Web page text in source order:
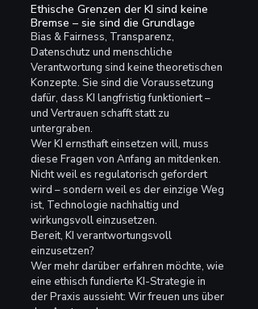
Ethische Grenzen der KI sind keine
Bremse – sie sind die Grundlage
Bias & Fairness, Transparenz,
Datenschutz und menschliche
Verantwortung sind keine theoretischen
Konzepte. Sie sind die Voraussetzung
dafür, dass KI langfristig funktioniert –
und Vertrauen schafft statt zu
untergraben.
Wer KI ernsthaft einsetzen will, muss
diese Fragen von Anfang an mitdenken.
Nicht weil es regulatorisch gefordert
wird – sondern weil es der einzige Weg
ist, Technologie nachhaltig und
wirkungsvoll einzusetzen.
Bereit, KI verantwortungsvoll
einzusetzen?
Wer mehr darüber erfahren möchte, wie
eine ethisch fundierte KI-Strategie in
der Praxis aussieht: Wir freuen uns über